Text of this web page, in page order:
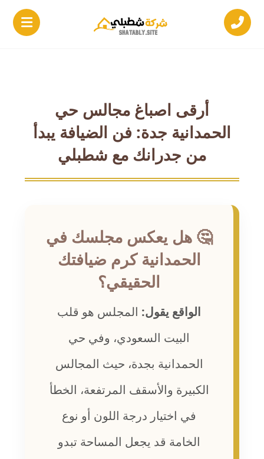
أرقى اصباغ مجالس حي
الحمدانية جدة: فن الضيافة يبدأ
من جدرانك مع شطبلي
🤔 هل يعكس مجلسك في
الحمدانية كرم ضيافتك
الحقيقي؟
الواقع يقول: المجلس هو قلب
البيت السعودي، وفي حي
الحمدانية بجدة، حيث المجالس
الكبيرة والأسقف المرتفعة، الخطأ
في اختيار درجة اللون أو نوع
الخامة قد يجعل المساحة تبدو